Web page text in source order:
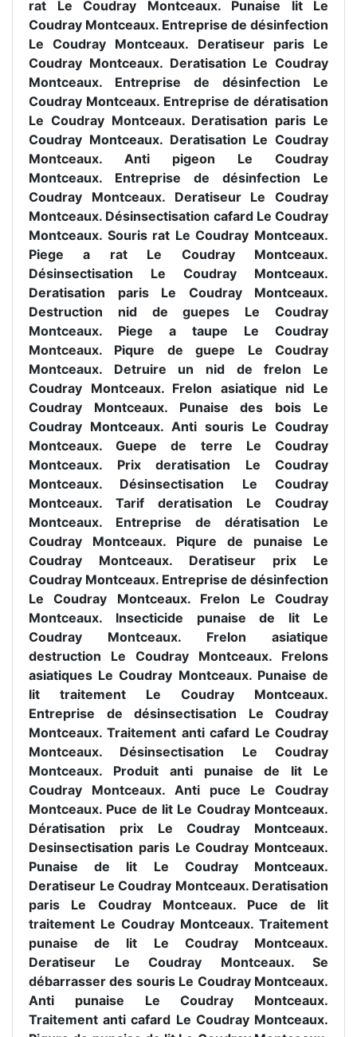
rat Le Coudray Montceaux. Punaise lit Le
Coudray Montceaux. Entreprise de désinfection
Le Coudray Montceaux. Deratiseur paris Le
Coudray Montceaux. Deratisation Le Coudray
Montceaux. Entreprise de désinfection Le
Coudray Montceaux. Entreprise de dératisation
Le Coudray Montceaux. Deratisation paris Le
Coudray Montceaux. Deratisation Le Coudray
Montceaux. Anti pigeon Le Coudray
Montceaux. Entreprise de désinfection Le
Coudray Montceaux. Deratiseur Le Coudray
Montceaux. Désinsectisation cafard Le Coudray
Montceaux. Souris rat Le Coudray Montceaux.
Piege a rat Le Coudray Montceaux.
Désinsectisation Le Coudray Montceaux.
Deratisation paris Le Coudray Montceaux.
Destruction nid de guepes Le Coudray
Montceaux. Piege a taupe Le Coudray
Montceaux. Piqure de guepe Le Coudray
Montceaux. Detruire un nid de frelon Le
Coudray Montceaux. Frelon asiatique nid Le
Coudray Montceaux. Punaise des bois Le
Coudray Montceaux. Anti souris Le Coudray
Montceaux. Guepe de terre Le Coudray
Montceaux. Prix deratisation Le Coudray
Montceaux. Désinsectisation Le Coudray
Montceaux. Tarif deratisation Le Coudray
Montceaux. Entreprise de dératisation Le
Coudray Montceaux. Piqure de punaise Le
Coudray Montceaux. Deratiseur prix Le
Coudray Montceaux. Entreprise de désinfection
Le Coudray Montceaux. Frelon Le Coudray
Montceaux. Insecticide punaise de lit Le
Coudray Montceaux. Frelon asiatique
destruction Le Coudray Montceaux. Frelons
asiatiques Le Coudray Montceaux. Punaise de
lit traitement Le Coudray Montceaux.
Entreprise de désinsectisation Le Coudray
Montceaux. Traitement anti cafard Le Coudray
Montceaux. Désinsectisation Le Coudray
Montceaux. Produit anti punaise de lit Le
Coudray Montceaux. Anti puce Le Coudray
Montceaux. Puce de lit Le Coudray Montceaux.
Dératisation prix Le Coudray Montceaux.
Desinsectisation paris Le Coudray Montceaux.
Punaise de lit Le Coudray Montceaux.
Deratiseur Le Coudray Montceaux. Deratisation
paris Le Coudray Montceaux. Puce de lit
traitement Le Coudray Montceaux. Traitement
punaise de lit Le Coudray Montceaux.
Deratiseur Le Coudray Montceaux. Se
débarrasser des souris Le Coudray Montceaux.
Anti punaise Le Coudray Montceaux.
Traitement anti cafard Le Coudray Montceaux.